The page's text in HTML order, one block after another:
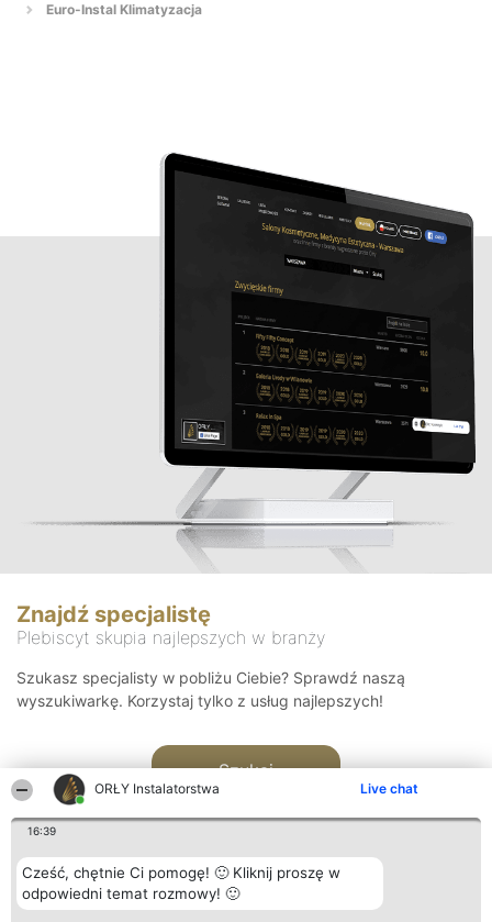
ORŁY Instalatorstwa Live chat
16:39
Cześć, chętnie Ci pomogę! 🙂 Kliknij proszę w
odpowiedni temat rozmowy! 🙂
Euro-Instal Klimatyzacja
Znajdź specjalistę
Plebiscyt skupia najlepszych w branży
Szukasz specjalisty w pobliżu Ciebie? Sprawdź naszą
wyszukiwarkę. Korzystaj tylko z usług najlepszych!
Szukaj